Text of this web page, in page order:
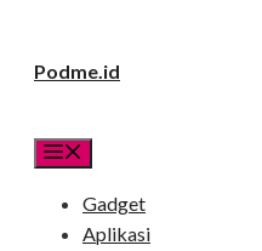
Podme.id
Gadget
Aplikasi